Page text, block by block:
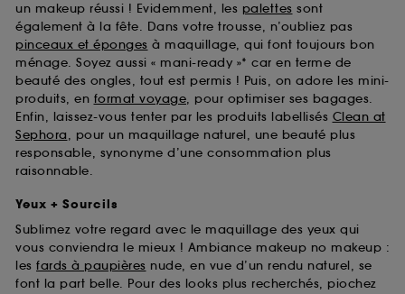
un makeup réussi ! Evidemment, les palettes sont
également à la fête. Dans votre trousse, n’oubliez pas
pinceaux et éponges à maquillage, qui font toujours bon
ménage. Soyez aussi « mani-ready »* car en terme de
beauté des ongles, tout est permis ! Puis, on adore les mini-
produits, en format voyage, pour optimiser ses bagages.
Enfin, laissez-vous tenter par les produits labellisés Clean at
Sephora, pour un maquillage naturel, une beauté plus
responsable, synonyme d’une consommation plus
raisonnable.
Yeux + Sourcils
Sublimez votre regard avec le maquillage des yeux qui
vous conviendra le mieux ! Ambiance makeup no makeup :
les fards à paupières nude, en vue d’un rendu naturel, se
font la part belle. Pour des looks plus recherchés, piochez